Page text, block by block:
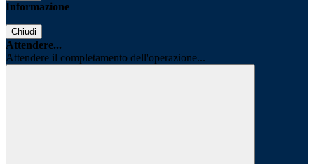
Informazione
Chiudi
Attendere...
Attendere il completamento dell'operazione...